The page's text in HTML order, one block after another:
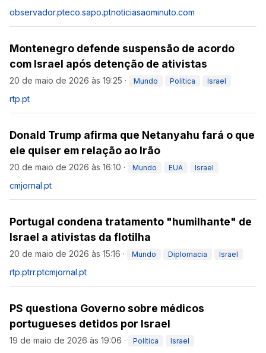
observador.pteco.sapo.ptnoticiasaominuto.com
Montenegro defende suspensão de acordo
com Israel após detenção de ativistas
20 de maio de 2026 às 19:25 · Mundo Política Israel
rtp.pt
Donald Trump afirma que Netanyahu fará o que
ele quiser em relação ao Irão
20 de maio de 2026 às 16:10 · Mundo EUA Israel
cmjornal.pt
Portugal condena tratamento "humilhante" de
Israel a ativistas da flotilha
20 de maio de 2026 às 15:16 · Mundo Diplomacia Israel
rtp.ptrr.ptcmjornal.pt
PS questiona Governo sobre médicos
portugueses detidos por Israel
19 de maio de 2026 às 19:06 · Política Israel